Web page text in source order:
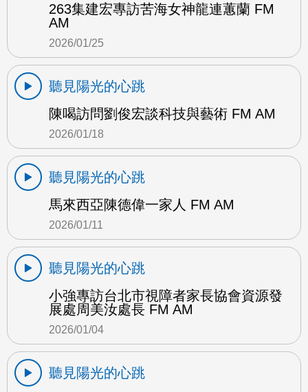
263集建宏專訪苦海女神龍連蕙蘭 FM
AM
2026/01/25
聽見陽光的心跳
陳喝訪問劉俊宏談科技與藝術 FM AM
2026/01/18
聽見陽光的心跳
馬來西亞陳德偉一家人 FM AM
2026/01/11
聽見陽光的心跳
小強專訪台北市視障者家長協會資源發
展處周美汝處長 FM AM
2026/01/04
聽見陽光的心跳